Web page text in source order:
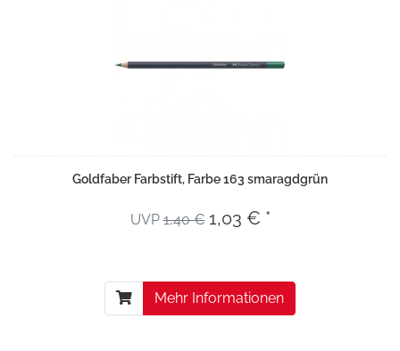
Goldfaber Farbstift, Farbe 163 smaragdgrün
UVP1,40 € 1,03 € *
Mehr Informationen